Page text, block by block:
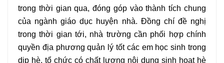
trong thời gian qua, đóng góp vào thành tích chung
của ngành giáo dục huyện nhà. Đồng chí đề nghị
trong thời gian tới, nhà trường cần phối hợp chính
quyền địa phương quản lý tốt các em học sinh trong
dịp hè, tổ chức có chất lượng nội dung sinh hoạt hè